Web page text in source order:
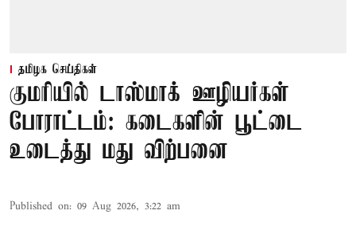
தமிழக செய்திகள்
குமரியில் டாஸ்மாக் ஊழியர்கள்
போராட்டம்: கடைகளின் பூட்டை
உடைத்து மது விற்பனை
Published on: 09 Aug 2026, 3:22 am